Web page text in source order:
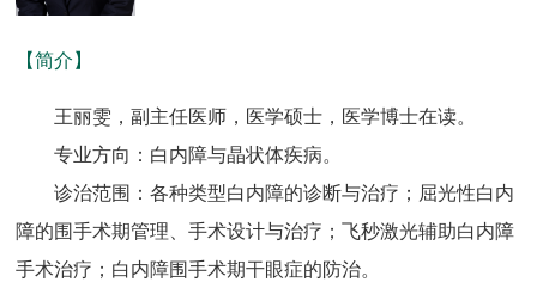
【简介】
王丽雯，副主任医师，医学硕士，医学博士在读。
专业方向：白内障与晶状体疾病。
诊治范围：各种类型白内障的诊断与治疗；屈光性白内
障的围手术期管理、手术设计与治疗；飞秒激光辅助白内障
手术治疗；白内障围手术期干眼症的防治。